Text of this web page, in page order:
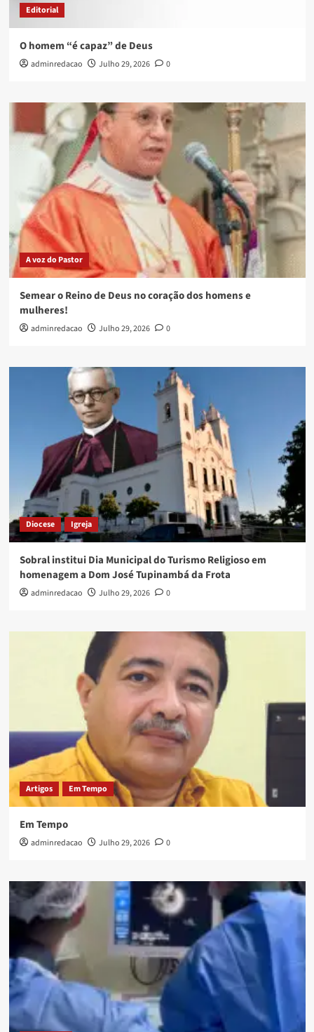
Editorial
O homem “é capaz” de Deus
adminredacao Julho 29, 2026 0
A voz do Pastor
Semear o Reino de Deus no coração dos homens e
mulheres!
adminredacao Julho 29, 2026 0
Diocese Igreja
Sobral institui Dia Municipal do Turismo Religioso em
homenagem a Dom José Tupinambá da Frota
adminredacao Julho 29, 2026 0
Artigos Em Tempo
Em Tempo
adminredacao Julho 29, 2026 0